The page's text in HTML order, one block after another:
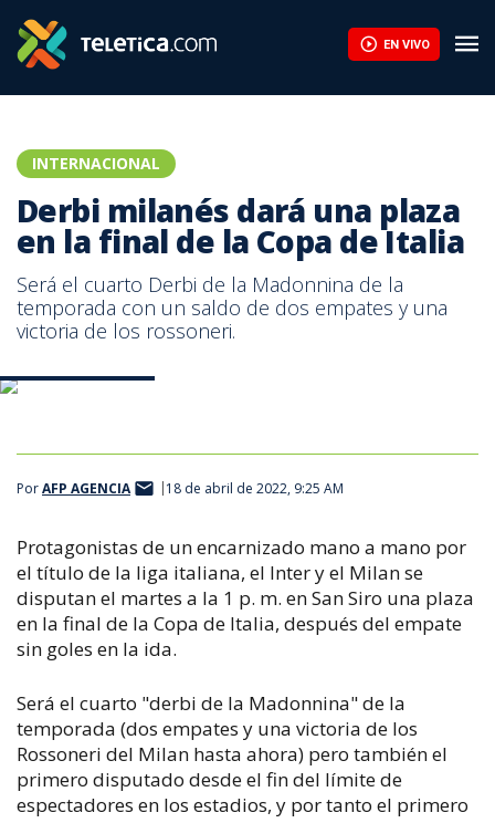
EN VIVO
INTERNACIONAL
Derbi milanés dará una plaza
en la final de la Copa de Italia
Será el cuarto Derbi de la Madonnina de la
temporada con un saldo de dos empates y una
victoria de los rossoneri.
PorAFP AGENCIA 18 de abril de 2022, 9:25 AM
Protagonistas de un encarnizado mano a mano por
el título de la liga italiana, el Inter y el Milan se
disputan el martes a la 1 p. m. en San Siro una plaza
en la final de la Copa de Italia, después del empate
sin goles en la ida.
Será el cuarto "derbi de la Madonnina" de la
temporada (dos empates y una victoria de los
Rossoneri del Milan hasta ahora) pero también el
primero disputado desde el fin del límite de
espectadores en los estadios, y por tanto el primero